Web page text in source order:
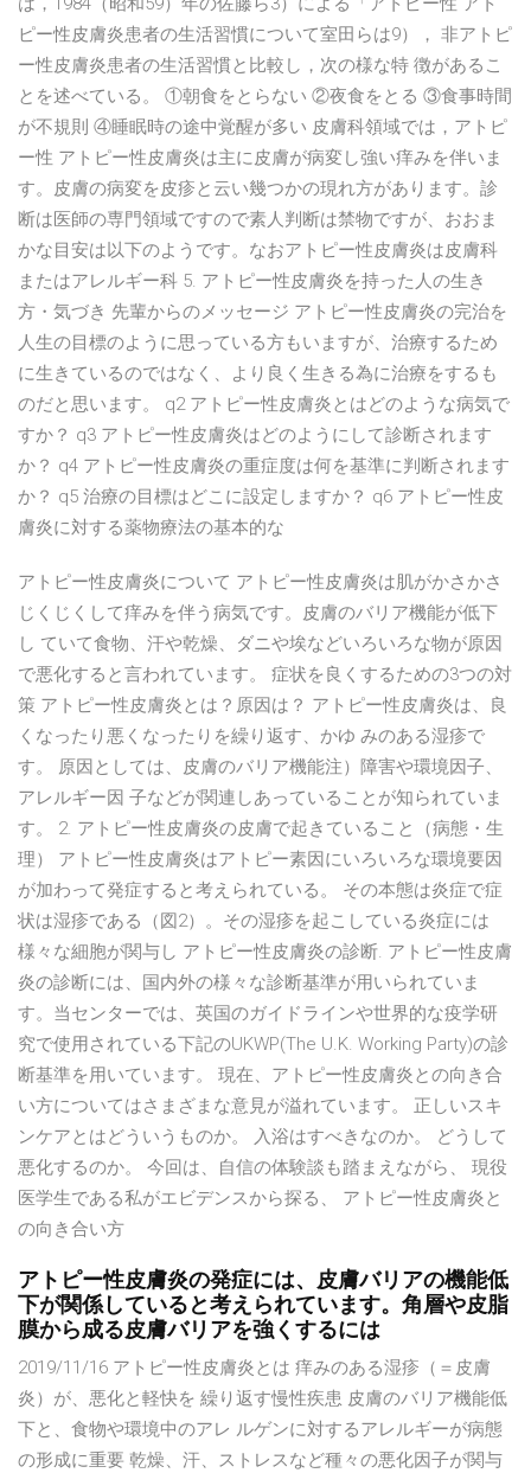
ピー性皮膚炎患者の生活習慣について室田らは9）， 非アトピ
ー性皮膚炎患者の生活習慣と比較し，次の様な特 徴があるこ
とを述べている。 ①朝食をとらない ②夜食をとる ③食事時間
が不規則 ④睡眠時の途中覚醒が多い 皮膚科領域では，アトピ
ー性 アトピー性皮膚炎は主に皮膚が病変し強い痒みを伴いま
す。皮膚の病変を皮疹と云い幾つかの現れ方があります。診
断は医師の専門領域ですので素人判断は禁物ですが、おおま
かな目安は以下のようです。なおアトピー性皮膚炎は皮膚科
またはアレルギー科 5. アトピー性皮膚炎を持った人の生き
方・気づき 先輩からのメッセージ アトピー性皮膚炎の完治を
人生の目標のように思っている方もいますが、治療するため
に生きているのではなく、より良く生きる為に治療をするも
のだと思います。 q2 アトピー性皮膚炎とはどのような病気で
すか？ q3 アトピー性皮膚炎はどのようにして診断されます
か？ q4 アトピー性皮膚炎の重症度は何を基準に判断されます
か？ q5 治療の目標はどこに設定しますか？ q6 アトピー性皮
膚炎に対する薬物療法の基本的な
アトピー性皮膚炎について アトピー性皮膚炎は肌がかさかさ
じくじくして痒みを伴う病気です。皮膚のバリア機能が低下
し ていて食物、汗や乾燥、ダニや埃などいろいろな物が原因
で悪化すると言われています。 症状を良くするための3つの対
策 アトピー性皮膚炎とは？原因は？ アトピー性皮膚炎は、良
くなったり悪くなったりを繰り返す、かゆ みのある湿疹で
す。 原因としては、皮膚のバリア機能注）障害や環境因子、
アレルギー因 子などが関連しあっていることが知られていま
す。 2. アトピー性皮膚炎の皮膚で起きていること（病態・生
理） アトピー性皮膚炎はアトピー素因にいろいろな環境要因
が加わって発症すると考えられている。 その本態は炎症で症
状は湿疹である（図2）。その湿疹を起こしている炎症には
様々な細胞が関与し アトピー性皮膚炎の診断. アトピー性皮膚
炎の診断には、国内外の様々な診断基準が用いられていま
す。当センターでは、英国のガイドラインや世界的な疫学研
究で使用されている下記のUKWP(The U.K. Working Party)の診
断基準を用いています。 現在、アトピー性皮膚炎との向き合
い方についてはさまざまな意見が溢れています。 正しいスキ
ンケアとはどういうものか。 入浴はすべきなのか。 どうして
悪化するのか。 今回は、自信の体験談も踏まえながら、 現役
医学生である私がエビデンスから探る、 アトピー性皮膚炎と
の向き合い方
アトピー性皮膚炎の発症には、皮膚バリアの機能低
下が関係していると考えられています。角層や皮脂
膜から成る皮膚バリアを強くするには
2019/11/16 アトピー性皮膚炎とは 痒みのある湿疹（＝皮膚
炎）が、悪化と軽快を 繰り返す慢性疾患 皮膚のバリア機能低
下と、食物や環境中のアレ ルゲンに対するアレルギーが病態
の形成に重要 乾燥、汗、ストレスなど種々の悪化因子が関与